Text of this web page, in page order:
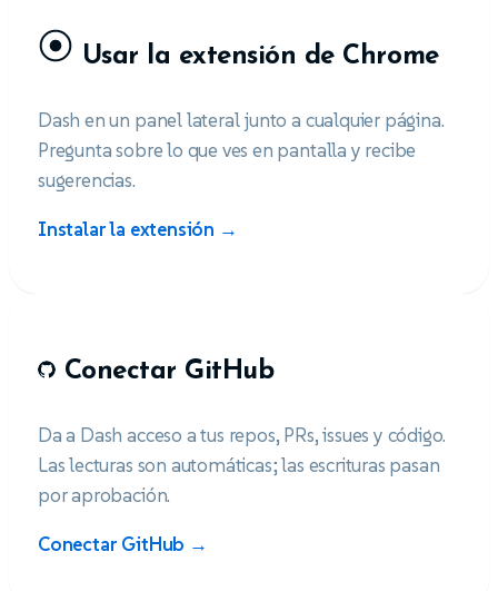
Usar la extensión de Chrome
Dash en un panel lateral junto a cualquier página.
Pregunta sobre lo que ves en pantalla y recibe
sugerencias.
Instalar la extensión →
Conectar GitHub
Da a Dash acceso a tus repos, PRs, issues y código.
Las lecturas son automáticas; las escrituras pasan
por aprobación.
Conectar GitHub →